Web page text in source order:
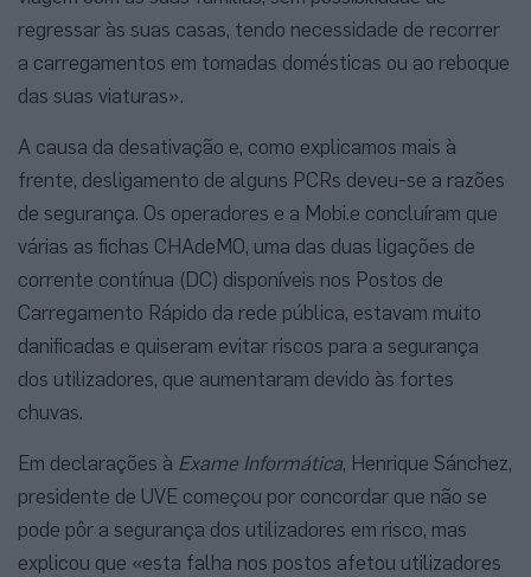
regressar às suas casas, tendo necessidade de recorrer
a carregamentos em tomadas domésticas ou ao reboque
das suas viaturas».
A causa da desativação e, como explicamos mais à
frente, desligamento de alguns PCRs deveu-se a razões
de segurança. Os operadores e a Mobi.e concluíram que
várias as fichas CHAdeMO, uma das duas ligações de
corrente contínua (DC) disponíveis nos Postos de
Carregamento Rápido da rede pública, estavam muito
danificadas e quiseram evitar riscos para a segurança
dos utilizadores, que aumentaram devido às fortes
chuvas.
Em declarações à Exame Informática, Henrique Sánchez,
presidente de UVE começou por concordar que não se
pode pôr a segurança dos utilizadores em risco, mas
explicou que «esta falha nos postos afetou utilizadores